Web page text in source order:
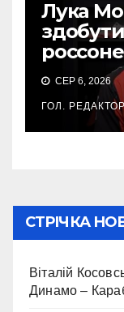
Лука
СЕР 6, 2026
ГОЛ.
СТРІЧКА
Віталій
Динамо –